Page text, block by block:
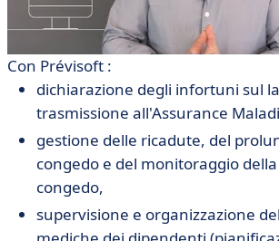
Con Prévisoft :
dichiarazione degli infortuni sul
trasmissione all'Assurance
gestione delle ricadute, del
congedo e del monitoraggio
congedo,
supervisione e organizzazione